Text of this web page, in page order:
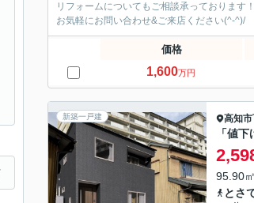
リフォームについてもご相談承っております！
お気軽にお問い合わせ&ご来店ください‍(^-^)/
価格
1,600万円
新築一戸建 高知市
「値
95.90
とさ